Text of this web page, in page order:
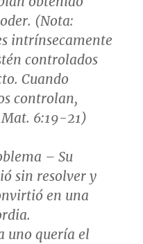
(Nota:
intrínsecamente
controlados
Cuando
controlan,
Mat. 6:19-21)
– Su
sin resolver y
en una
uno quería el